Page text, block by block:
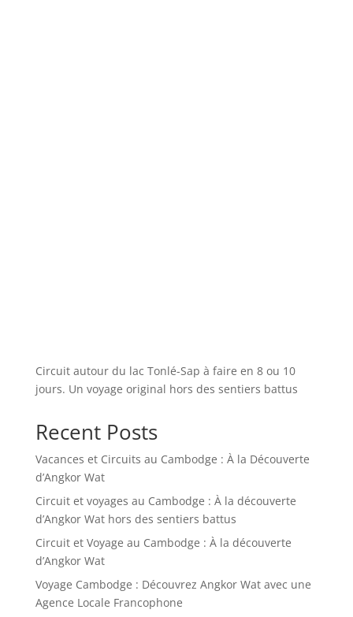
Circuit autour du lac Tonlé-Sap à faire en 8 ou 10
jours. Un voyage original hors des sentiers battus
Recent Posts
Vacances et Circuits au Cambodge : À la Découverte
d’Angkor Wat
Circuit et voyages au Cambodge : À la découverte
d’Angkor Wat hors des sentiers battus
Circuit et Voyage au Cambodge : À la découverte
d’Angkor Wat
Voyage Cambodge : Découvrez Angkor Wat avec une
Agence Locale Francophone